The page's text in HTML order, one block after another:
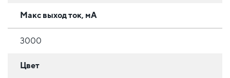
Макс выход ток, мА
3000
Цвет